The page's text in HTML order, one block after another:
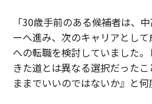
「30歳手前のある候補者は、
ーへ進み、次のキャリアとし
への転職を検討していました
きた道とは異なる選択だった
ままでいいのではないか』と何